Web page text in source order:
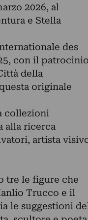
2026, al
e Stella
des
con il
della
originale
collezioni
alla ricerca
artista
tre le figure che
Trucco e il
le suggestioni